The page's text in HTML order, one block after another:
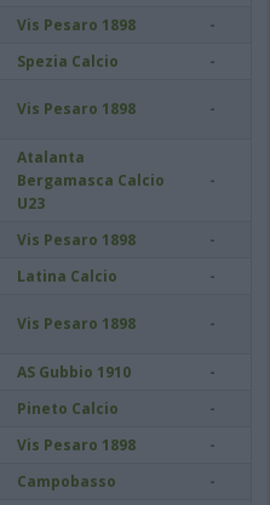
Vis Pesaro 1898 -
Spezia Calcio -
Vis Pesaro 1898 -
Atalanta
Bergamasca Calcio
U23
-
Vis Pesaro 1898 -
Latina Calcio -
Vis Pesaro 1898 -
AS Gubbio 1910 -
Pineto Calcio -
Vis Pesaro 1898 -
Campobasso -